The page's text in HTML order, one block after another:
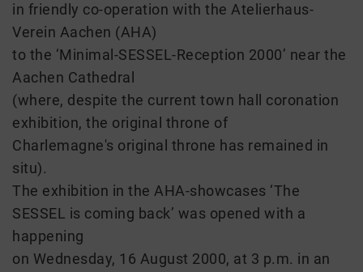
in friendly co-operation with the Atelierhaus-
Verein Aachen (AHA)
to the ‘Minimal-SESSEL-Reception 2000’ near the
Aachen Cathedral
(where, despite the current town hall coronation
exhibition, the original throne of
Charlemagne's original throne has remained in
situ).
The exhibition in the AHA-showcases ‘The
SESSEL is coming back’ was opened with a
happening
on Wednesday, 16 August 2000, at 3 p.m. in an